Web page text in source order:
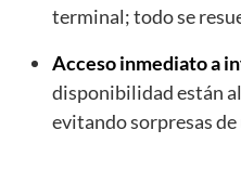
terminal; todo se
Acceso inmediato a
disponibilidad están
evitando sorpresas